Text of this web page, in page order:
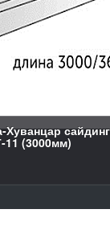
Хуванцар
(3000мм)